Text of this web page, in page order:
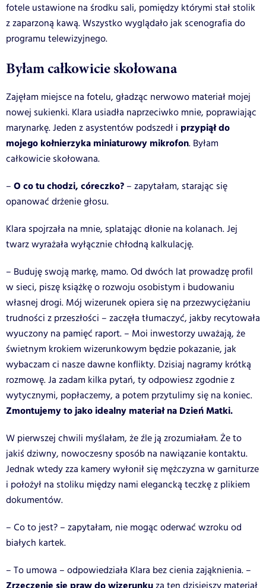
fotele ustawione na środku sali, pomiędzy którymi stał stolik
z zaparzoną kawą. Wszystko wyglądało jak scenografia do
programu telewizyjnego.
Byłam całkowicie skołowana
Zajęłam miejsce na fotelu, gładząc nerwowo materiał mojej
nowej sukienki. Klara usiadła naprzeciwko mnie, poprawiając
marynarkę. Jeden z asystentów podszedł i przypiął do
mojego kołnierzyka miniaturowy mikrofon. Byłam
całkowicie skołowana.
– O co tu chodzi, córeczko? – zapytałam, starając się
opanować drżenie głosu.
Klara spojrzała na mnie, splatając dłonie na kolanach. Jej
twarz wyrażała wyłącznie chłodną kalkulację.
– Buduję swoją markę, mamo. Od dwóch lat prowadzę profil
w sieci, piszę książkę o rozwoju osobistym i budowaniu
własnej drogi. Mój wizerunek opiera się na przezwyciężaniu
trudności z przeszłości – zaczęła tłumaczyć, jakby recytowała
wyuczony na pamięć raport. – Moi inwestorzy uważają, że
świetnym krokiem wizerunkowym będzie pokazanie, jak
wybaczam ci nasze dawne konflikty. Dzisiaj nagramy krótką
rozmowę. Ja zadam kilka pytań, ty odpowiesz zgodnie z
wytycznymi, popłaczemy, a potem przytulimy się na koniec.
Zmontujemy to jako idealny materiał na Dzień Matki.
W pierwszej chwili myślałam, że źle ją zrozumiałam. Że to
jakiś dziwny, nowoczesny sposób na nawiązanie kontaktu.
Jednak wtedy zza kamery wyłonił się mężczyzna w garniturze
i położył na stoliku między nami elegancką teczkę z plikiem
dokumentów.
– Co to jest? – zapytałam, nie mogąc oderwać wzroku od
białych kartek.
– To umowa – odpowiedziała Klara bez cienia zająknienia. –